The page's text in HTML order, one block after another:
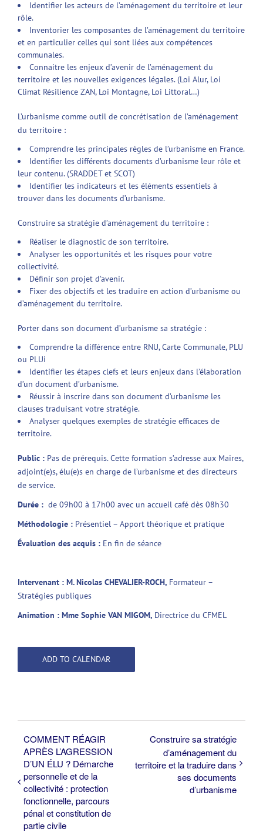
Identifier les acteurs de l’aménagement du territoire et leur
rôle.
Inventorier les composantes de l’aménagement du territoire
et en particulier celles qui sont liées aux compétences
communales.
Connaitre les enjeux d’avenir de l’aménagement du
territoire et les nouvelles exigences légales. (Loi Alur, Loi
Climat Résilience ZAN, Loi Montagne, Loi Littoral…)
L’urbanisme comme outil de concrétisation de l’aménagement
du territoire :
Comprendre les principales règles de l’urbanisme en France.
Identifier les différents documents d’urbanisme leur rôle et
leur contenu. (SRADDET et SCOT)
Identifier les indicateurs et les éléments essentiels à
trouver dans les documents d’urbanisme.
Construire sa stratégie d’aménagement du territoire :
Réaliser le diagnostic de son territoire.
Analyser les opportunités et les risques pour votre
collectivité.
Définir son projet d’avenir.
Fixer des objectifs et les traduire en action d’urbanisme ou
d’aménagement du territoire.
Porter dans son document d’urbanisme sa stratégie :
Comprendre la différence entre RNU, Carte Communale, PLU
ou PLUi
Identifier les étapes clefs et leurs enjeux dans l’élaboration
d’un document d’urbanisme.
Réussir à inscrire dans son document d’urbanisme les
clauses traduisant votre stratégie.
Analyser quelques exemples de stratégie efficaces de
territoire.
Public : Pas de prérequis. Cette formation s’adresse aux Maires,
adjoint(e)s, élu(e)s en charge de l’urbanisme et des directeurs
de service.
Durée : de 09h00 à 17h00 avec un accueil café dès 08h30
Méthodologie : Présentiel – Apport théorique et pratique
Évaluation des acquis : En fin de séance
Intervenant : M.Nicolas CHEVALIER-ROCH, Formateur –
Stratégies publiques
Animation : Mme Sophie VAN MIGOM, Directrice du CFMEL
ADD TO CALENDAR
COMMENT RÉAGIR
APRÈS L’AGRESSION
D’UN ÉLU ? Démarche
personnelle et de la
collectivité : protection
fonctionnelle, parcours
pénal et constitution de
partie civile
Construire sa stratégie
d’aménagement du
territoire et la traduire dans
ses documents
d’urbanisme